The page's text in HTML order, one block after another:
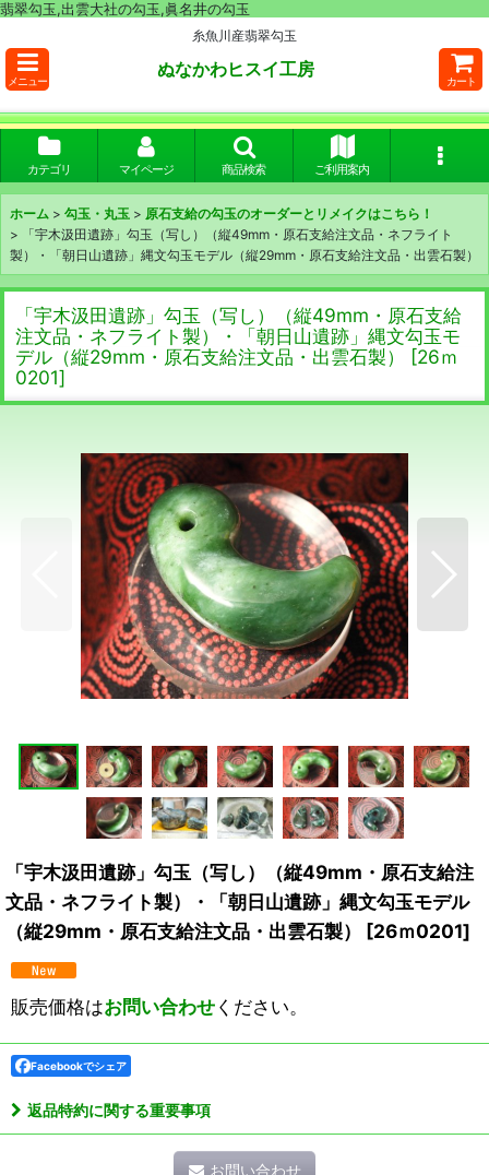
翡翠勾玉,出雲大社の勾玉,眞名井の勾玉
糸魚川産翡翠勾玉
メニュー
ぬなかわヒスイ工房
カート
カテゴリ マイページ 商品検索 ご利用案内
ホーム > 勾玉・丸玉 > 原石支給の勾玉のオーダーとリメイクはこちら！
>
「宇木汲田遺跡」勾玉（写し）（縦49mm・原石支給注文品・ネフライト
製）・「朝日山遺跡」縄文勾玉モデル（縦29mm・原石支給注文品・出雲石製）
「宇木汲田遺跡」勾玉（写し）（縦49mm・原石支給
注文品・ネフライト製）・「朝日山遺跡」縄文勾玉モ
デル（縦29mm・原石支給注文品・出雲石製）
[26ｍ
0201]
「宇木汲田遺跡」勾玉（写し）（縦49mm・原石支給注
文品・ネフライト製）・「朝日山遺跡」縄文勾玉モデル
（縦29mm・原石支給注文品・出雲石製）
[26ｍ0201]
販売価格はお問い合わせください。
Facebookでシェア
返品特約に関する重要事項
お問い合わせ